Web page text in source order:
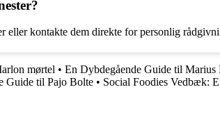
eller kontakte dem direkte for personlig
mørtel • En Dybdegående Guide til Marius
Guide til Pajo Bolte • Social Foodies Vedbæk: